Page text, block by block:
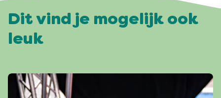
Dit vind je mogelijk ook
leuk